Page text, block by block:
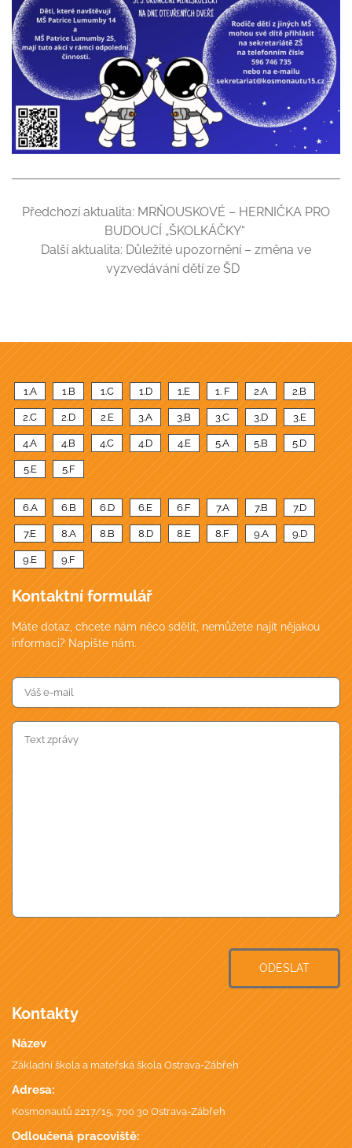
Předchozí aktualita: MRŇOUSKOVÉ – HERNIČKA PRO
BUDOUCÍ „ŠKOLKÁČKY“
Další aktualita: Důležité upozornění – změna ve
vyzvedávání dětí ze ŠD
1.A 1.B 1.C 1.D 1.E 1. F 2.A 2.B
2.C 2.D 2.E 3.A 3.B 3.C 3.D 3.E
4.A 4.B 4.C 4.D 4.E 5.A 5.B 5.D
5.E 5.F
6.A 6.B 6.D 6.E 6.F 7.A 7.B 7.D
7.E 8.A 8.B 8.D 8.E 8.F 9.A 9.D
9.E 9.F
Kontaktní formulář
Máte dotaz, chcete nám něco sdělit, nemůžete najít nějakou
informaci? Napište nám.
ODESLAT
Kontakty
Název
Základní škola a mateřská škola Ostrava-Zábřeh
Adresa:
Kosmonautů 2217/15, 700 30 Ostrava-Zábřeh
Odloučená pracoviště: